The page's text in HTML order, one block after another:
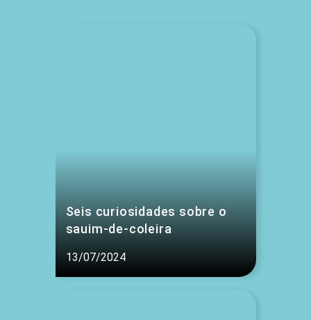
Seis curiosidades sobre o
sauim-de-coleira
13/07/2024